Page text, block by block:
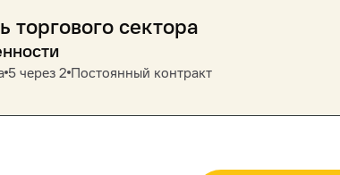
торгового сектора
5 через 2 Постоянный контракт